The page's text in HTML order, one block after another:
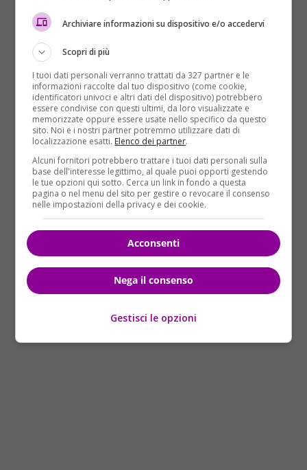
“È un messaggio che, al di là delle opinioni personali,
offende tanti miei concittadini di buona volontà”, ha
scritto in una lettera inviata
l’ambasciatore Bologan, che insiste sull’importanza
delle parole: “Sosteneva John Austin che
“pronunciare una frase significa svolgere un’azione
che può distruggere o edificare”. E le parole, anche
se in un certo contesto, possono offendere senza
che questo sia il fine voluto. La comunità romena è
ben integrata nel tessuto sociale italiano”.
L’ambasciatore non vuole entrare nel merito della
polemica ma non gli sfugge che a parlare così di un
partner Ue è il leader del primo partito d’Italia
di là della dialettica politica interna che non mi
riguarda, credo che i messaggi positivi possano dare
Archiviare informazioni su dispositivo e/o accedervi
Scopri di più
I tuoi dati personali verranno trattati da 327 partner e le
informazioni raccolte dal tuo dispositivo (come cookie,
identificatori univoci e altri dati del dispositivo) potrebbero
essere condivise con questi ultimi, da loro visualizzate e
memorizzate oppure essere usate nello specifico da questo
sito. Noi e i nostri partner potremmo utilizzare dati di
localizzazione esatti. Elenco dei partner.
Alcuni fornitori potrebbero trattare i tuoi dati personali sulla
base dell'interesse legittimo, al quale puoi opporti gestendo
le tue opzioni qui sotto. Cerca un link in fondo a questa
pagina o nel menu del sito per gestire o revocare il consenso
nelle impostazioni della privacy e dei cookie.
Acconsenti
Nega il consenso
Gestisci le opzioni